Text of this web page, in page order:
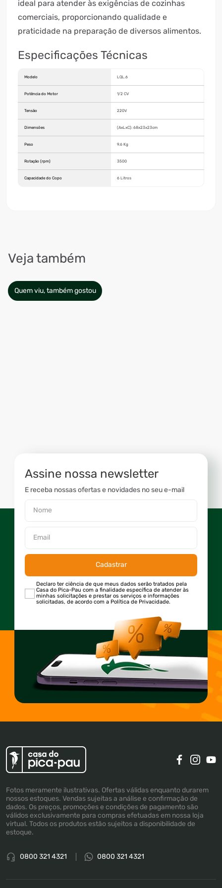
ideal para atender às exigências de cozinhas
comerciais, proporcionando qualidade e
praticidade na preparação de diversos alimentos.
Especificações Técnicas
Modelo LQL.6
Potência do Motor 1/2 CV
Tensão 220V
Dimensões (AxLxC): 68x23x23cm
Peso 9.6 Kg
Rotação (rpm) 3500
Capacidade do Copo 6 Litros
Veja também
Quem viu, também gostou
Assine nossa newsletter
E receba nossas ofertas e novidades no seu e-mail
Cadastrar
Declaro ter ciência de que meus dados serão tratados pela
Casa do Pica-Pau com a finalidade específica de atender às
minhas solicitações e prestar os serviços e informações
solicitadas, de acordo com a Política de Privacidade.
Fotos meramente ilustrativas. Ofertas válidas enquanto durarem
nossos estoques. Vendas sujeitas a análise e confirmação de
dados. Os preços, promoções e condições de pagamento são
válidos exclusivamente para compras efetuadas em nossa loja
virtual. Todos os produtos estão sujeitos a disponibilidade de
estoque.
0800 321 4321 0800 321 4321